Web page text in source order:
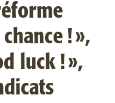
! »,
luck ! »,